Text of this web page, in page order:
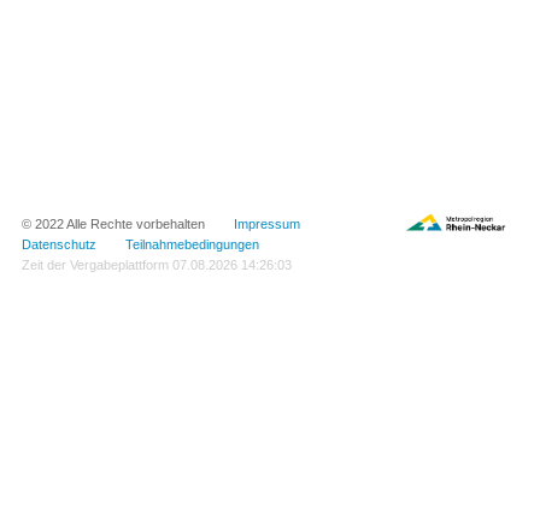
© 2022 Alle Rechte vorbehalten Impressum
Datenschutz
Teilnahmebedingungen
Zeit der Vergabeplattform 07.08.2026 14:26:03